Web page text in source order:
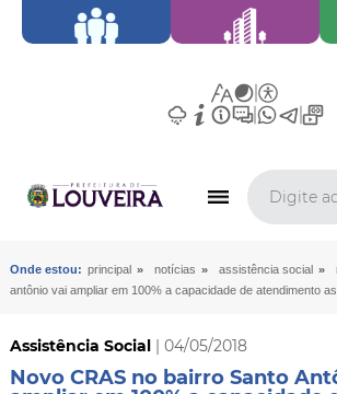
Onde estou: principal » notícias » assistência social »
antônio vai ampliar em 100% a capacidade de atendimento
Assistência Social| 04/05/2018
Novo CRAS no bairro Santo